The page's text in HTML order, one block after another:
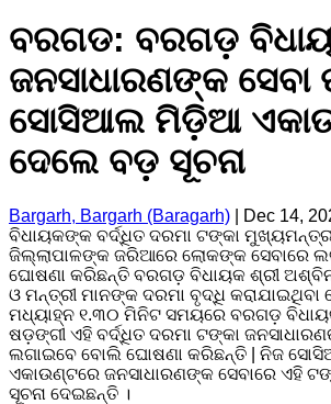
ବରଗଡ: ବରଗଡ଼
ଜନସାଧାରଣଙ୍କ ସେବା
ସୋସିଆଲ ମିଡ଼ିଆ
ଦେଲେ ବଡ଼ ସୂଚନା
Bargarh, Bargarh (Baragarh)
Dec 14,
ବିଧାୟକଙ୍କ ବର୍ଦ୍ଧିତ ଦରମା ଟଙ୍କା
ଜିଲ୍ଲାପାଳଙ୍କ ଜରିଆରେ ଲୋକଙ୍କ ସେବାରେ
ଘୋଷଣା କରିଛନ୍ତି ବରଗଡ଼ ବିଧାୟକ ଶ୍ରୀ
ଓ ମନ୍ତ୍ରୀ ମାନଙ୍କ ଦରମା ବୃଦ୍ଧି କରାଯାଇଥିବା
ମଧ୍ୟାହ୍ନ ୧.୩୦ ମିନିଟ ସମୟରେ ବରଗଡ଼
ଷଡ଼ଙ୍ଗୀ ଏହି ବର୍ଦ୍ଧିତ ଦରମା ଟଙ୍କା
ଲଗାଇବେ ବୋଲି ଘୋଷଣା କରିଛନ୍ତି | ନିଜ
ଏକାଉଣ୍ଟରେ ଜନସାଧାରଣଙ୍କ ସେବାରେ ଏହି
ସୂଚନା ଦେଇଛନ୍ତି ।